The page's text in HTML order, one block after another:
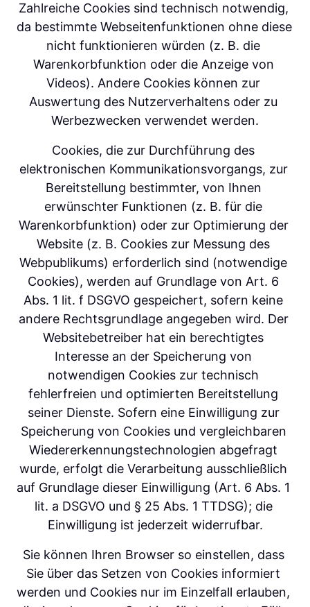
Zahlreiche Cookies sind technisch notwendig,
da bestimmte Webseitenfunktionen ohne diese
nicht funktionieren würden (z. B. die
Warenkorbfunktion oder die Anzeige von
Videos). Andere Cookies können zur
Auswertung des Nutzerverhaltens oder zu
Werbezwecken verwendet werden.
Cookies, die zur Durchführung des
elektronischen Kommunikationsvorgangs, zur
Bereitstellung bestimmter, von Ihnen
erwünschter Funktionen (z. B. für die
Warenkorbfunktion) oder zur Optimierung der
Website (z. B. Cookies zur Messung des
Webpublikums) erforderlich sind (notwendige
Cookies), werden auf Grundlage von Art. 6
Abs. 1 lit. f DSGVO gespeichert, sofern keine
andere Rechtsgrundlage angegeben wird. Der
Websitebetreiber hat ein berechtigtes
Interesse an der Speicherung von
notwendigen Cookies zur technisch
fehlerfreien und optimierten Bereitstellung
seiner Dienste. Sofern eine Einwilligung zur
Speicherung von Cookies und vergleichbaren
Wiedererkennungstechnologien abgefragt
wurde, erfolgt die Verarbeitung ausschließlich
auf Grundlage dieser Einwilligung (Art. 6 Abs. 1
lit. a DSGVO und § 25 Abs. 1 TTDSG); die
Einwilligung ist jederzeit widerrufbar.
Sie können Ihren Browser so einstellen, dass
Sie über das Setzen von Cookies informiert
werden und Cookies nur im Einzelfall erlauben,